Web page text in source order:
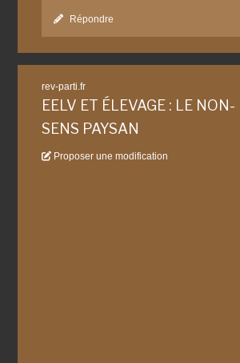
Répondre
rev-parti.fr
EELV ET ÉLEVAGE : LE NON-
SENS PAYSAN
Proposer une modification